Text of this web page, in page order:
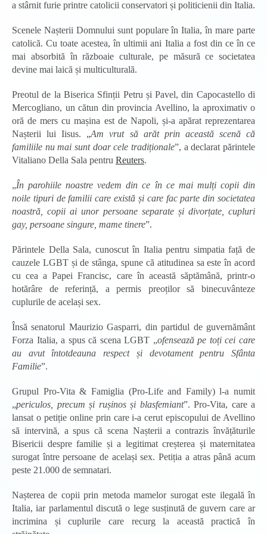
a stârnit furie printre catolicii conservatori și politicienii din Italia.
Scenele Nașterii Domnului sunt populare în Italia, în mare parte
catolică. Cu toate acestea, în ultimii ani Italia a fost din ce în ce
mai absorbită în războaie culturale, pe măsură ce societatea
devine mai laică și multiculturală.
Preotul de la Biserica Sfinții Petru și Pavel, din Capocastello di
Mercogliano, un cătun din provincia Avellino, la aproximativ o
oră de mers cu mașina est de Napoli, și-a apărat reprezentarea
Nașterii lui Iisus. „Am vrut să arăt prin această scenă că
familiile nu mai sunt doar cele tradiționale”, a declarat părintele
Vitaliano Della Sala pentru Reuters.
„În parohiile noastre vedem din ce în ce mai mulți copii din
noile tipuri de familii care există și care fac parte din societatea
noastră, copii ai unor persoane separate și divorțate, cupluri
gay, persoane singure, mame tinere”.
Părintele Della Sala, cunoscut în Italia pentru simpatia față de
cauzele LGBT și de stânga, spune că atitudinea sa este în acord
cu cea a Papei Francisc, care în această săptămână, printr-o
hotărâre de referință, a permis preoților să binecuvânteze
cuplurile de același sex.
Însă senatorul Maurizio Gasparri, din partidul de guvernământ
Forza Italia, a spus că scena LGBT „ofensează pe toți cei care
au avut întotdeauna respect și devotament pentru Sfânta
Familie”.
Grupul Pro-Vita & Famiglia (Pro-Life and Family) l-a numit
„periculos, precum și rușinos și blasfemiant”. Pro-Vita, care a
lansat o petiție online prin care i-a cerut episcopului de Avellino
să intervină, a spus că scena Nașterii a contrazis învățăturile
Bisericii despre familie și a legitimat creșterea și maternitatea
surogat între persoane de același sex. Petiția a atras până acum
peste 21.000 de semnatari.
Nașterea de copii prin metoda mamelor surogat este ilegală în
Italia, iar parlamentul discută o lege susținută de guvern care ar
incrimina și cuplurile care recurg la această practică în